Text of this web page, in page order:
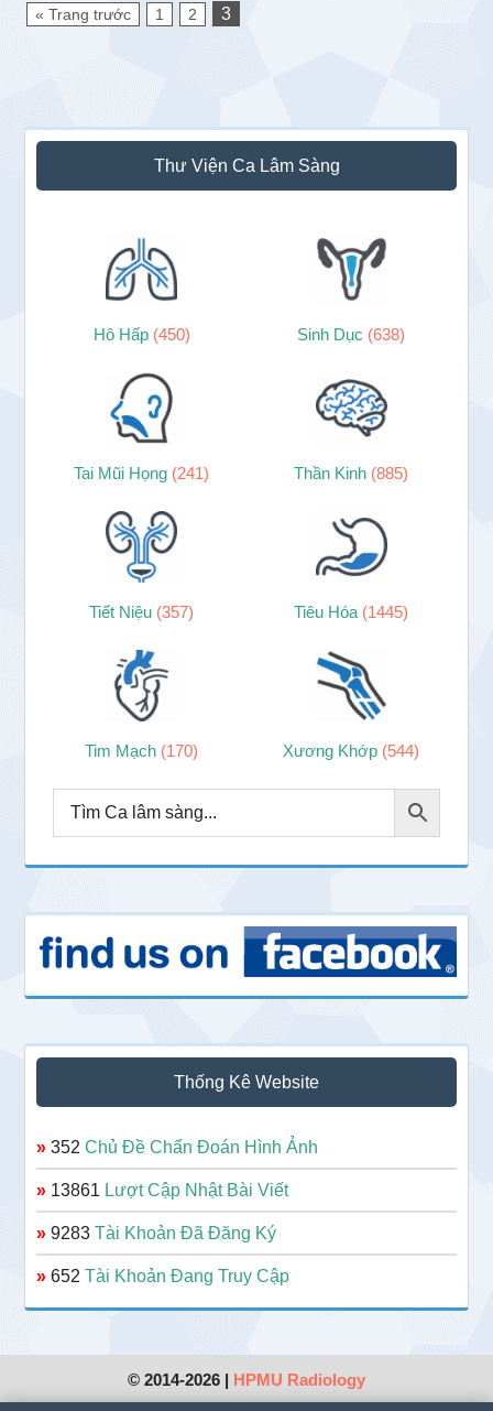
« Trang trước 1 2 3
Sidebar
chính
Thư Viện Ca Lâm Sàng
Hô Hấp (450) Sinh Dục (638)
Tai Mũi Họng (241) Thần Kinh (885)
Tiết Niệu (357) Tiêu Hóa (1445)
Tim Mạch (170) Xương Khớp (544)
Thống Kê Website
» 352Chủ Đề Chẩn Đoán Hình Ảnh
» 13861 Lượt Cập Nhật Bài Viết
» 9283Tài Khoản Đã Đăng Ký
» 652Tài Khoản Đang Truy Cập
© 2014-2026 | HPMU Radiology